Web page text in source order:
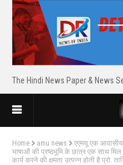
The Hindi News Paper & News
Home amu news
एएमयू एक आवासीय
भाषाओं की प्रष्ठभूमि के छात्र एक साथ
कार्य करने की क्षमता उत्पन्न होती है:प्रो.